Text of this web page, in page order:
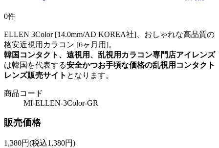
0件
ELLEN 3Color [14.0mm/AD KOREA社]、おしゃれな高品質の
格安近視用カラコン [6ヶ月用]。
韓国コンタクト、遠視用、乱視用カラコン専門店アイレンズ
は韓国を代表する安全かつお手頃な価格の乱視用コンタクト
レンズ販売サイト となります。
商品コード
MI-ELLEN-3Color-GR
販売価格
1,380円(税込1,380円)